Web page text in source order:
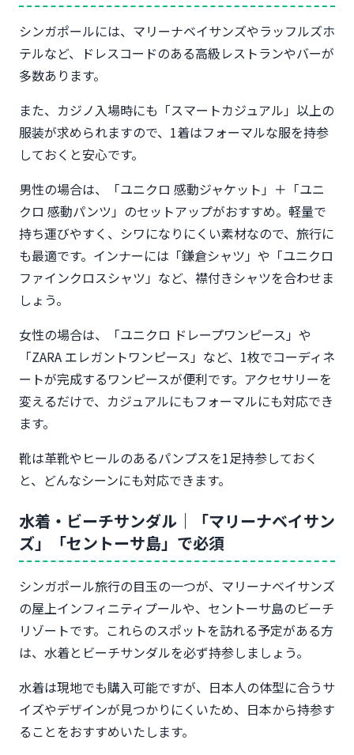
シンガポールには、マリーナベイサンズやラッフルズホ
テルなど、ドレスコードのある高級レストランやバーが
多数あります。
また、カジノ入場時にも「スマートカジュアル」以上の
服装が求められますので、1着はフォーマルな服を持参
しておくと安心です。
男性の場合は、「ユニクロ 感動ジャケット」＋「ユニ
クロ 感動パンツ」のセットアップがおすすめ。軽量で
持ち運びやすく、シワになりにくい素材なので、旅行に
も最適です。インナーには「鎌倉シャツ」や「ユニクロ
ファインクロスシャツ」など、襟付きシャツを合わせま
しょう。
女性の場合は、「ユニクロ ドレープワンピース」や
「ZARA エレガントワンピース」など、1枚でコーディネ
ートが完成するワンピースが便利です。アクセサリーを
変えるだけで、カジュアルにもフォーマルにも対応でき
ます。
靴は革靴やヒールのあるパンプスを1足持参しておく
と、どんなシーンにも対応できます。
水着・ビーチサンダル｜「マリーナベイサン
ズ」「セントーサ島」で必須
シンガポール旅行の目玉の一つが、マリーナベイサンズ
の屋上インフィニティプールや、セントーサ島のビーチ
リゾートです。これらのスポットを訪れる予定がある方
は、水着とビーチサンダルを必ず持参しましょう。
水着は現地でも購入可能ですが、日本人の体型に合うサ
イズやデザインが見つかりにくいため、日本から持参す
ることをおすすめいたします。